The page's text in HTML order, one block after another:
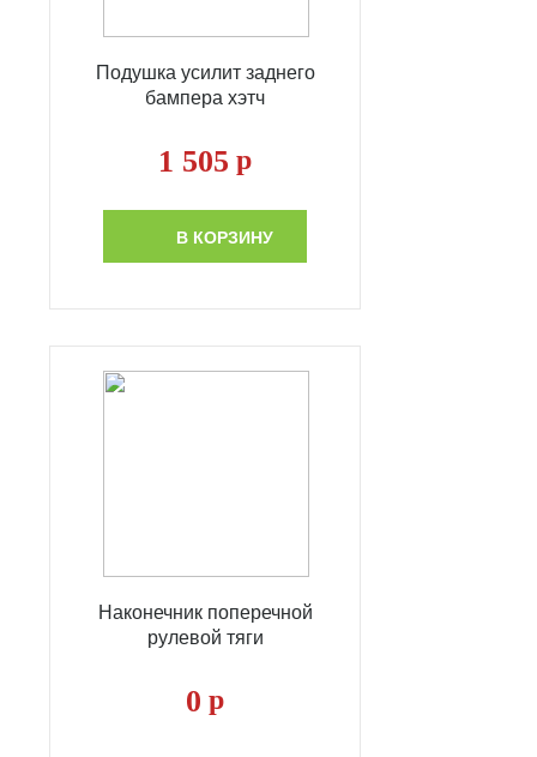
Подушка усилит заднего
бампера хэтч
1 505 р
В КОРЗИНУ
Наконечник поперечной
рулевой тяги
0 р